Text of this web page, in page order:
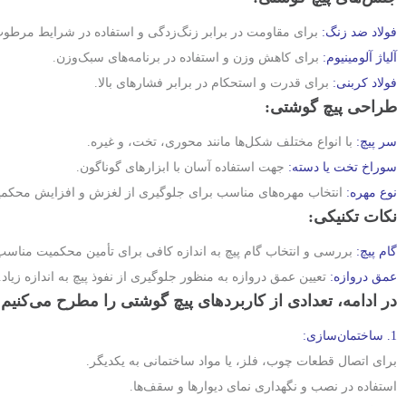
فولاد ضد زنگ: برای مقاومت در برابر زنگ‌زدگی و استفاده در شرایط
آلیاژ آلومینیوم: برای کاهش وزن و استفاده در برنامه‌های سبک‌وزن.
فولاد کربنی: برای قدرت و استحکام در برابر فشارهای بالا.
طراحی پیچ گوشتی:
سر پیچ: با انواع مختلف شکل‌ها مانند محوری، تخت، و غیره.
سوراخ تخت یا دسته: جهت استفاده آسان با ابزارهای گوناگون.
نوع مهره: انتخاب مهره‌های مناسب برای جلوگیری از لغزش و افزایش
نکات تکنیکی:
گام پیچ: بررسی و انتخاب گام پیچ به اندازه کافی برای تأمین محکمیت
عمق دروازه: تعیین عمق دروازه به منظور جلوگیری از نفوذ پیچ به اندازه زیاد.
در ادامه،تعدادی از کاربردهای پیچ گوشتی را مطرح
1. ساختمان‌سازی:
برای اتصال قطعات چوب، فلز، یا مواد ساختمانی به یکدیگر.
استفاده در نصب و نگهداری نمای دیوارها و سقف‌ها.